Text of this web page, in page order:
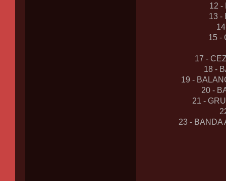
12 -
13 -
15 -
17 -
18 -
19 -
20 -
21 -
23 - BANDA